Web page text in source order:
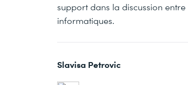
support dans la discussion
informatiques.
Slavisa Petrovic